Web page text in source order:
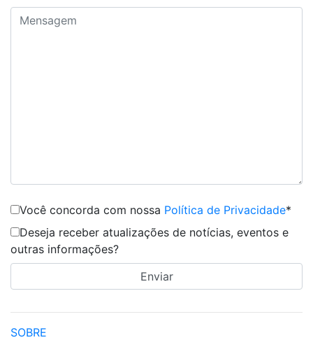
Você concorda com nossa Política de Privacidade*
Deseja receber atualizações de notícias, eventos e
outras informações?
SOBRE